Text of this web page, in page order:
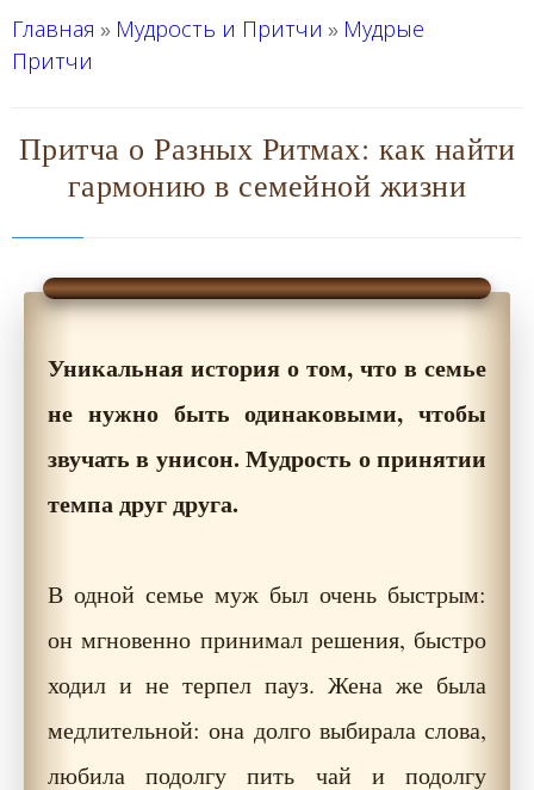
Главная » Мудрость и Притчи » Мудрые
Притчи
Притча о Разных Ритмах: как найти
гармонию в семейной жизни
Уникальная история о том, что в семье
не нужно быть одинаковыми, чтобы
звучать в унисон. Мудрость о принятии
темпа друг друга.
В одной семье муж был очень быстрым:
он мгновенно принимал решения, быстро
ходил и не терпел пауз. Жена же была
медлительной: она долго выбирала слова,
любила подолгу пить чай и подолгу